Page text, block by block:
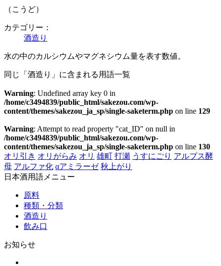
（こうど）
カテゴリー：
酒造り
水の中のカルシウムやマグネシウム量を表す数値。
同じ「酒造り」に含まれる用語一覧
Warning: Undefined array key 0 in
/home/c3494839/public_html/sakezou.com/wp-
content/themes/sakezou_ja_sp/single-saketerm.php on line 129
Warning: Attempt to read property "cat_ID" on null in
/home/c3494839/public_html/sakezou.com/wp-
content/themes/sakezou_ja_sp/single-saketerm.php on line 130
オリ引き オリがらみ オリ 雄町 打瀬 うすにごり アルプス酵
母 アルファ化 αアミラーゼ 秋上がり
日本酒用語メニュー
原料
種類・分類
酒造り
飲み口
お知らせ